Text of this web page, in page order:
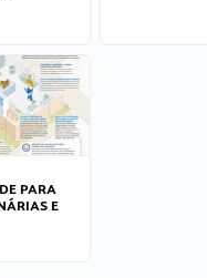
PARA
E